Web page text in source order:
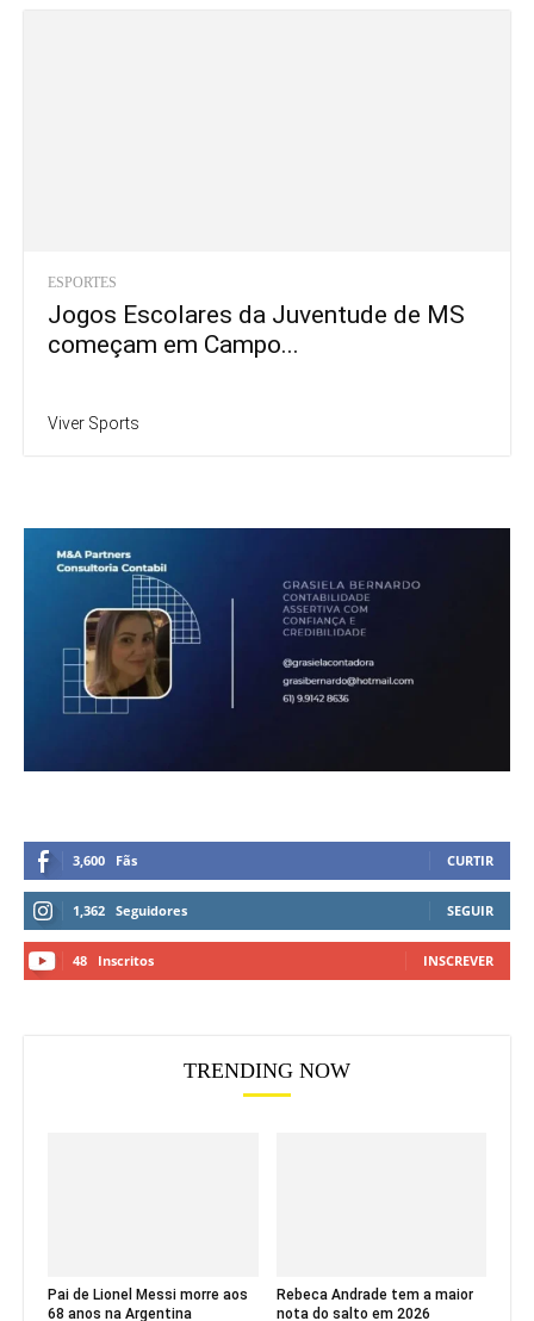
ESPORTES
Jogos Escolares da Juventude de MS
começam em Campo...
Viver Sports
3,600 Fãs CURTIR
1,362 Seguidores SEGUIR
48 Inscritos INSCREVER
TRENDING NOW
Pai de Lionel Messi morre aos
68 anos na Argentina
Rebeca Andrade tem a maior
nota do salto em 2026